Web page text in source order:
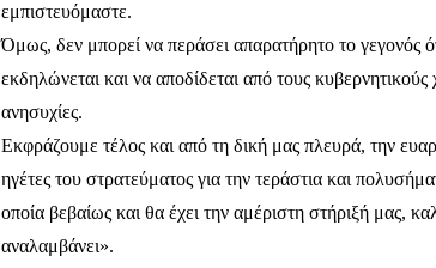
εμπιστευόμαστε.
Όμως, δεν μπορεί να περάσει απαρατήρητο το γεγονός
εκδηλώνεται και να αποδίδεται από τους
ανησυχίες.
Εκφράζουμε τέλος και από τη δική μας πλευρά, την
ηγέτες του στρατεύματος για την τεράστια και
οποία βεβαίως και θα έχει την αμέριστη στήριξή μας,
αναλαμβάνει».